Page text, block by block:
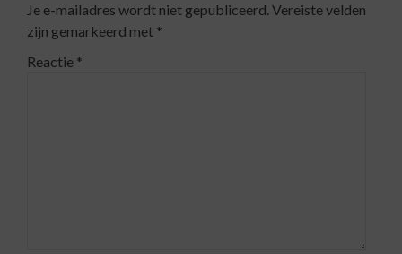
Je e-mailadres wordt niet gepubliceerd.Vereiste velden
zijn gemarkeerd met *
Reactie *